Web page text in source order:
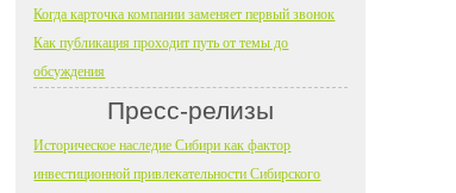
Когда карточка компании заменяет первый звонок
Как публикация проходит путь от темы до
обсуждения
Пресс-релизы
Историческое наследие Сибири как фактор
инвестиционной привлекательности Сибирского